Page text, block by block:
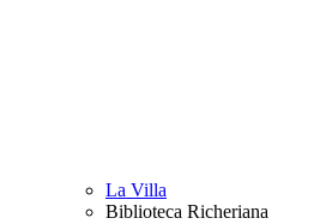
La Villa
Biblioteca Richeriana